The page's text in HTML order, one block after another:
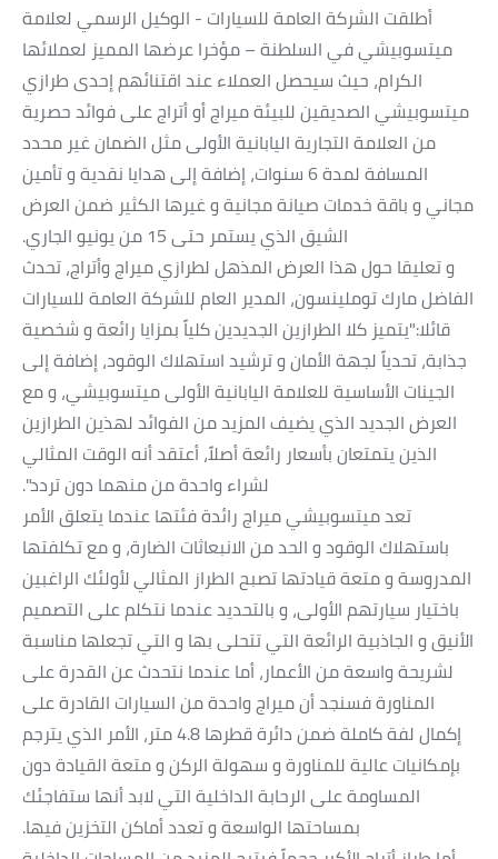
أطلقت الشركة العامة للسيارات - الوكيل الرسمي لعلامة
ميتسوبيشي في السلطنة – مؤخرا عرضها المميز لعملائها
الكرام، حيث سيحصل العملاء عند اقتنائهم إحدى طرازي
ميتسوبيشي الصديقين للبيئة ميراج أو أتراج على فوائد حصرية
من العلامة التجارية اليابانية الأولى مثل الضمان غير محدد
المسافة لمدة 6 سنوات، إضافة إلى هدايا نقدية و تأمين
مجاني و باقة خدمات صيانة مجانية و غيرها الكثير ضمن العرض
الشيق الذي يستمر حتى 15 من يونيو الجاري.
و تعليقا حول هذا العرض المذهل لطرازي ميراج وأتراج، تحدث
الفاضل مارك توملينسون، المدير العام للشركة العامة للسيارات
قائلا:"يتميز كلا الطرازين الجديدين كلياً بمزايا رائعة و شخصية
جذابة، تحدياً لجهة الأمان و ترشيد استهلاك الوقود، إضافة إلى
الجينات الأساسية للعلامة اليابانية الأولى ميتسوبيشي، و مع
العرض الجديد الذي يضيف المزيد من الفوائد لهذين الطرازين
الذين يتمتعان بأسعار رائعة أصلاً، أعتقد أنه الوقت المثالي
لشراء واحدة من منهما دون تردد".
تعد ميتسوبيشي ميراج رائدة فئتها عندما يتعلق الأمر
باستهلاك الوقود و الحد من الانبعاثات الضارة، و مع تكلفتها
المدروسة و متعة قيادتها تصبح الطراز المثالي لأولئك الراغبين
باختيار سيارتهم الأولى، و بالتحديد عندما نتكلم على التصميم
الأنيق و الجاذبية الرائعة التي تتحلى بها و التي تجعلها مناسبة
لشريحة واسعة من الأعمار، أما عندما نتحدث عن القدرة على
المناورة فسنجد أن ميراج واحدة من السيارات القادرة على
إكمال لفة كاملة ضمن دائرة قطرها 4.8 متر، الأمر الذي يترجم
بإمكانيات عالية للمناورة و سهولة الركن و متعة القيادة دون
المساومة على الرحابة الداخلية التي لابد أنها ستفاجئك
بمساحتها الواسعة و تعدد أماكن التخزين فيها.